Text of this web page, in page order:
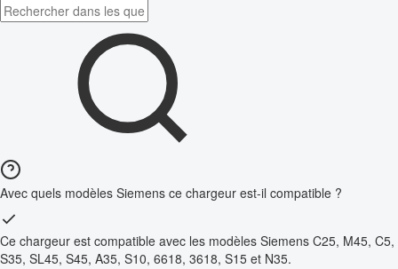
Avec quels modèles Siemens ce chargeur est-il compatible ?
Ce chargeur est compatible avec les modèles Siemens C25, M45, C5,
S35, SL45, S45, A35, S10, 6618, 3618, S15 et N35.